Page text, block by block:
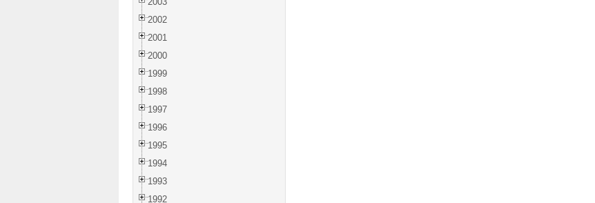
2002
2001
2000
1999
1998
1997
1996
1995
1994
1993
1992